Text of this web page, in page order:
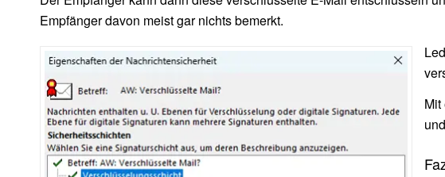
Empfänger davon meist gar nichts bemerkt.